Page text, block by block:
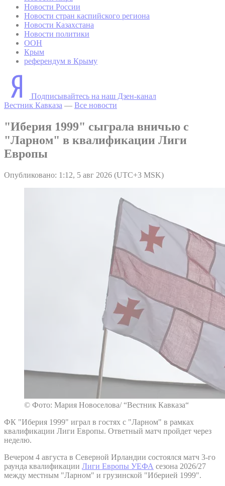
Новости России
Новости стран каспийского региона
Новости Казахстана
Новости политики
ООН
Крым
референдум в Крыму
Подписывайтесь на наш Дзен-канал
Вестник Кавказа — Все новости
"Иберия 1999" сыграла вничью с
"Ларном" в квалификации Лиги
Европы
Опубликовано: 1:12, 5 авг 2026 (UTC+3 MSK)
© Фото: Мария Новоселова/ “Вестник Кавказа“
ФК "Иберия 1999" играл в гостях с "Ларном" в рамках
квалификации Лиги Европы. Ответный матч пройдет через
неделю.
Вечером 4 августа в Северной Ирландии состоялся матч 3-го
раунда квалификации Лиги Европы УЕФА сезона 2026/27
между местным "Ларном" и грузинской "Иберией 1999".